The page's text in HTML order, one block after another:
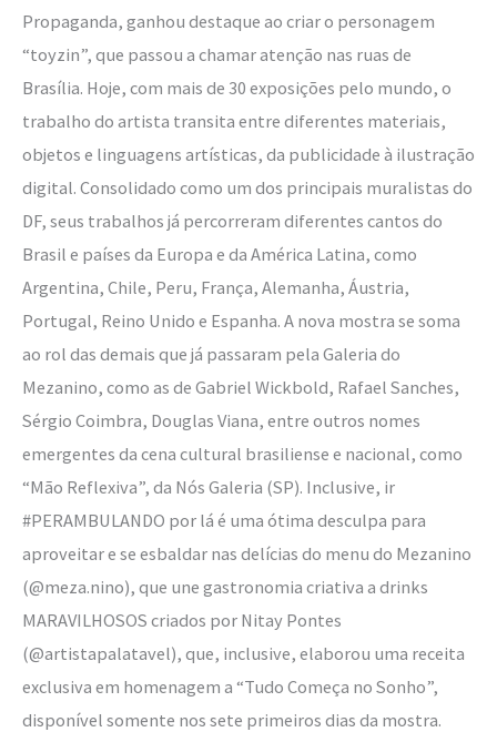
Propaganda, ganhou destaque ao criar o personagem
“toyzin”, que passou a chamar atenção nas ruas de
Brasília. Hoje, com mais de 30 exposições pelo mundo, o
trabalho do artista transita entre diferentes materiais,
objetos e linguagens artísticas, da publicidade à ilustração
digital. Consolidado como um dos principais muralistas do
DF, seus trabalhos já percorreram diferentes cantos do
Brasil e países da Europa e da América Latina, como
Argentina, Chile, Peru, França, Alemanha, Áustria,
Portugal, Reino Unido e Espanha. A nova mostra se soma
ao rol das demais que já passaram pela Galeria do
Mezanino, como as de Gabriel Wickbold, Rafael Sanches,
Sérgio Coimbra, Douglas Viana, entre outros nomes
emergentes da cena cultural brasiliense e nacional, como
“Mão Reflexiva”, da Nós Galeria (SP). Inclusive, ir
#PERAMBULANDO por lá é uma ótima desculpa para
aproveitar e se esbaldar nas delícias do menu do Mezanino
(@meza.nino), que une gastronomia criativa a drinks
MARAVILHOSOS criados por Nitay Pontes
(@artistapalatavel), que, inclusive, elaborou uma receita
exclusiva em homenagem a “Tudo Começa no Sonho”,
disponível somente nos sete primeiros dias da mostra.